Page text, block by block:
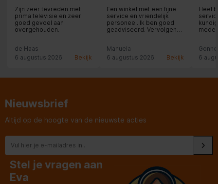
Zijn zeer tevreden met
prima televisie en zeer
goed gevoel aan
overgehouden.
de Haas
6 augustus 2026
Bekijk
Een winkel met een fijne
service en vriendelijk
personeel. Ik ben goed
geadviseerd. Vervolgens
geïnstalleerd met de
nodige uitleg. Heel prettig!
Manuela
6 augustus 2026
Bekijk
Heel
Gonne
6
Nieuwsbrief
Altijd op de hoogte van de nieuwste acties
Stel je vragen aan
Eva